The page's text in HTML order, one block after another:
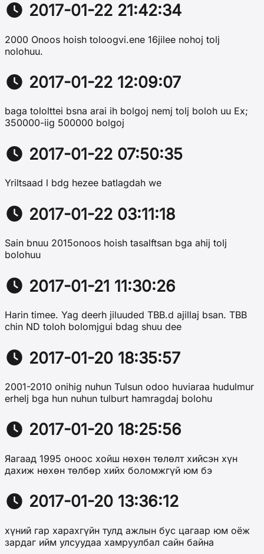
2017-01-22 21:42:34
2000 Onoos hoish toloogvi.ene 16jilee nohoj tolj
nolohuu.
2017-01-22 12:09:07
baga tololttei bsna arai ih bolgoj nemj tolj boloh uu Ex;
350000-iig 500000 bolgoj
2017-01-22 07:50:35
Yriltsaad l bdg hezee batlagdah we
2017-01-22 03:11:18
Sain bnuu 2015onoos hoish tasalftsan bga ahij tolj
bolohuu
2017-01-21 11:30:26
Harin timee. Yag deerh jiluuded TBB.d ajillaj bsan. TBB
chin ND toloh bolomjgui bdag shuu dee
2017-01-20 18:35:57
2001-2010 onihig nuhun Tulsun odoo huviaraa hudulmur
erhelj bga hun nuhun tulburt hamragdaj bolohu
2017-01-20 18:25:56
Яагаад 1995 оноос хойш нөхөн төлөлт хийсэн хүн
дахиж нөхөн төлбөр хийх боломжгүй юм бэ
2017-01-20 13:36:12
хүний гар харахгүйн тулд ажлын бус цагаар юм оёж
зардаг ийм улсуудаа хамруулбал сайн байна